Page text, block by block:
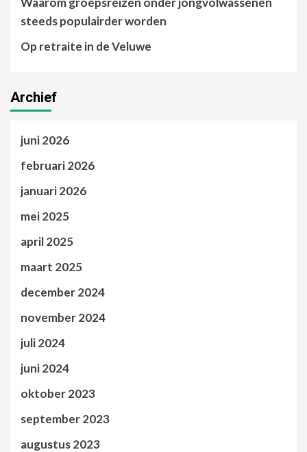
steeds populairder worden
Op retraite in de Veluwe
Archief
juni 2026
februari 2026
januari 2026
mei 2025
april 2025
maart 2025
december 2024
november 2024
juli 2024
juni 2024
oktober 2023
september 2023
augustus 2023